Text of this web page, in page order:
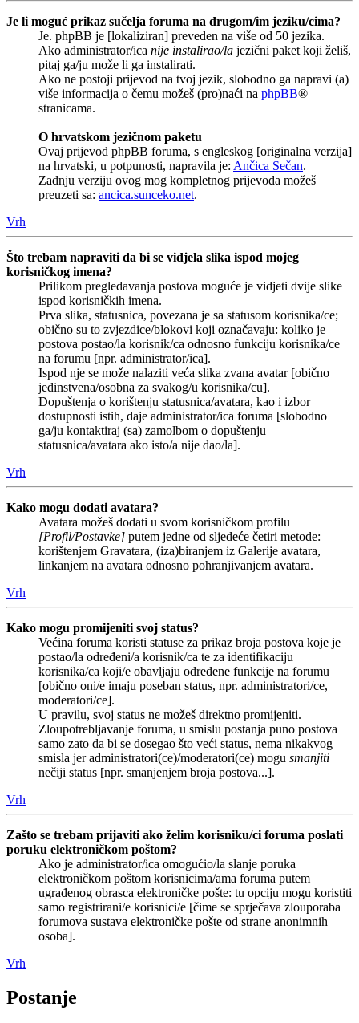
Je li moguć prikaz sučelja foruma na drugom/im jeziku/cima?
Je. phpBB je [lokaliziran] preveden na više od 50 jezika.
Ako administrator/ica nije instalirao/la jezični paket koji želiš,
pitaj ga/ju može li ga instalirati.
Ako ne postoji prijevod na tvoj jezik, slobodno ga napravi (a)
više informacija o čemu možeš (pro)naći na phpBB®
stranicama.
O hrvatskom jezičnom paketu
Ovaj prijevod phpBB foruma, s engleskog [originalna verzija]
na hrvatski, u potpunosti, napravila je: Ančica Sečan.
Zadnju verziju ovog mog kompletnog prijevoda možeš
preuzeti sa: ancica.sunceko.net.
Vrh
Što trebam napraviti da bi se vidjela slika ispod mojeg
korisničkog imena?
Prilikom pregledavanja postova moguće je vidjeti dvije slike
ispod korisničkih imena.
Prva slika, statusnica, povezana je sa statusom korisnika/ce;
obično su to zvjezdice/blokovi koji označavaju: koliko je
postova postao/la korisnik/ca odnosno funkciju korisnika/ce
na forumu [npr. administrator/ica].
Ispod nje se može nalaziti veća slika zvana avatar [obično
jedinstvena/osobna za svakog/u korisnika/cu].
Dopuštenja o korištenju statusnica/avatara, kao i izbor
dostupnosti istih, daje administrator/ica foruma [slobodno
ga/ju kontaktiraj (sa) zamolbom o dopuštenju
statusnica/avatara ako isto/a nije dao/la].
Vrh
Kako mogu dodati avatara?
Avatara možeš dodati u svom korisničkom profilu
[Profil/Postavke] putem jedne od sljedeće četiri metode:
korištenjem Gravatara, (iza)biranjem iz Galerije avatara,
linkanjem na avatara odnosno pohranjivanjem avatara.
Vrh
Kako mogu promijeniti svoj status?
Većina foruma koristi statuse za prikaz broja postova koje je
postao/la određeni/a korisnik/ca te za identifikaciju
korisnika/ca koji/e obavljaju određene funkcije na forumu
[obično oni/e imaju poseban status, npr. administratori/ce,
moderatori/ce].
U pravilu, svoj status ne možeš direktno promijeniti.
Zloupotrebljavanje foruma, u smislu postanja puno postova
samo zato da bi se dosegao što veći status, nema nikakvog
smisla jer administratori(ce)/moderatori(ce) mogu smanjiti
nečiji status [npr. smanjenjem broja postova...].
Vrh
Zašto se trebam prijaviti ako želim korisniku/ci foruma poslati
poruku elektroničkom poštom?
Ako je administrator/ica omogućio/la slanje poruka
elektroničkom poštom korisnicima/ama foruma putem
ugrađenog obrasca elektroničke pošte: tu opciju mogu koristiti
samo registrirani/e korisnici/e [čime se sprječava zlouporaba
forumova sustava elektroničke pošte od strane anonimnih
osoba].
Vrh
Postanje